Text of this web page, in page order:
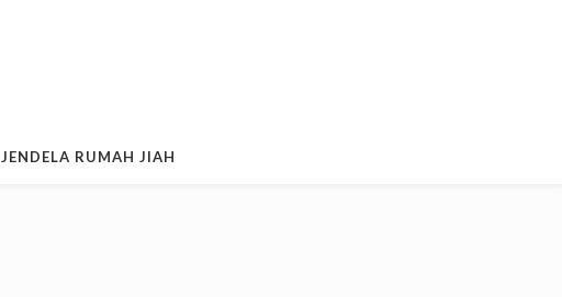
JENDELA RUMAH JIAH